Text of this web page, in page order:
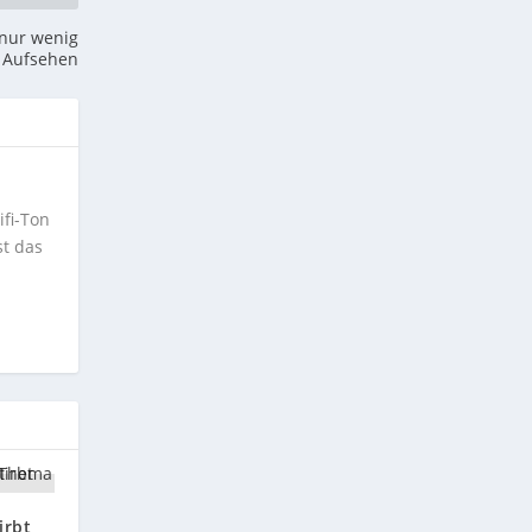
wenig
Aufsehen
Ton
das